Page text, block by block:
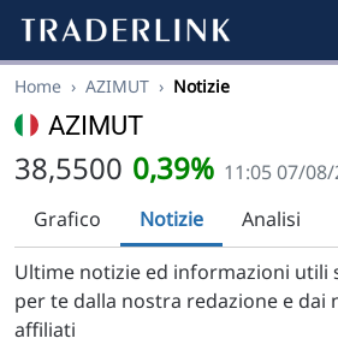
Home › AZIMUT › Notizie
AZIMUT
38,5500 0,39% 11:05 07/
Grafico
Notizie Analisi
Ultime notizie ed informazioni utili
per te dalla nostra redazione e dai
affiliati